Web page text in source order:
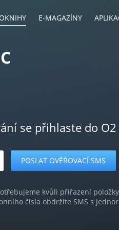
E-MAGAZÍNY
se přihlaste do
kvůli přiřazení
čísla obdržíte SMS s